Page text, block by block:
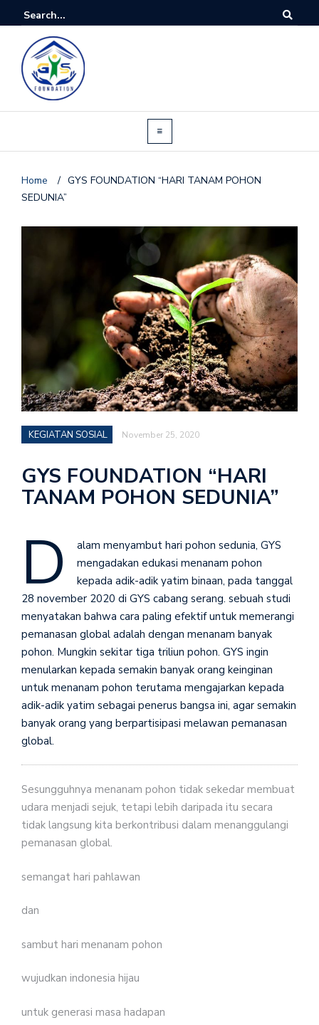
Home / GYS FOUNDATION “HARI TANAM POHON
SEDUNIA”
KEGIATAN SOSIAL November 25, 2020
GYS FOUNDATION “HARI
TANAM POHON SEDUNIA”
D
alam menyambut hari pohon sedunia, GYS
mengadakan edukasi menanam pohon
kepada adik-adik yatim binaan, pada tanggal
28 november 2020 di GYS cabang serang. sebuah studi
menyatakan bahwa cara paling efektif untuk memerangi
pemanasan global adalah dengan menanam banyak
pohon. Mungkin sekitar tiga triliun pohon. GYS ingin
menularkan kepada semakin banyak orang keinginan
untuk menanam pohon terutama mengajarkan kepada
adik-adik yatim sebagai penerus bangsa ini, agar semakin
banyak orang yang berpartisipasi melawan pemanasan
global.
Sesungguhnya menanam pohon tidak sekedar membuat
udara menjadi sejuk, tetapi lebih daripada itu secara
tidak langsung kita berkontribusi dalam menanggulangi
pemanasan global.
semangat hari pahlawan
dan
sambut hari menanam pohon
wujudkan indonesia hijau
untuk generasi masa hadapan